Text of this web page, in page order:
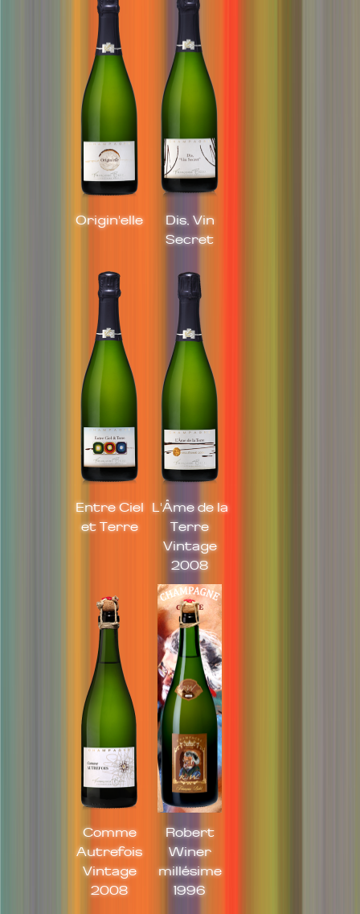
Origin'elle
Dis, Vin
Secret
Entre Ciel
et Terre
L'Âme de la
Terre
Vintage
2008
Comme
Autrefois
Vintage
2008
Robert
Winer
millésime
1996